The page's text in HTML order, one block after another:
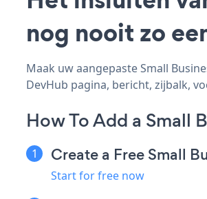
nog nooit zo
Maak uw aangepaste Small
DevHub pagina, bericht, zijbalk,
How To Add a Small
Create a Free Small
Start for free now